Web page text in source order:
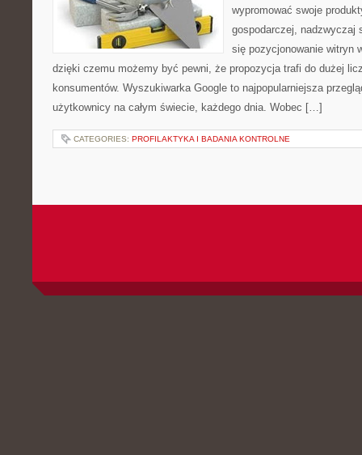
wypromować swoje
gospodarczej, nadzwyczaj
się pozycjonowanie witryn
dzięki czemu możemy być pewni, że propozycja trafi do dużej
konsumentów. Wyszukiwarka Google to najpopularniejsza
użytkownicy na całym świecie, każdego dnia. Wobec […]
CATEGORIES: PROFILAKTYKA I BADANIA KONTROLNE